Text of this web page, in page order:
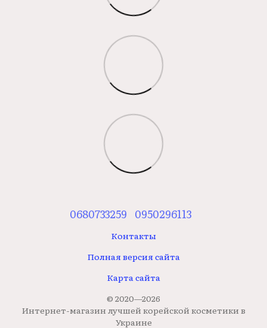
0680733259 0950296113
Контакты
Полная версия сайта
Карта сайта
© 2020—2026
Интернет-магазин лучшей корейской косметики в
Украине